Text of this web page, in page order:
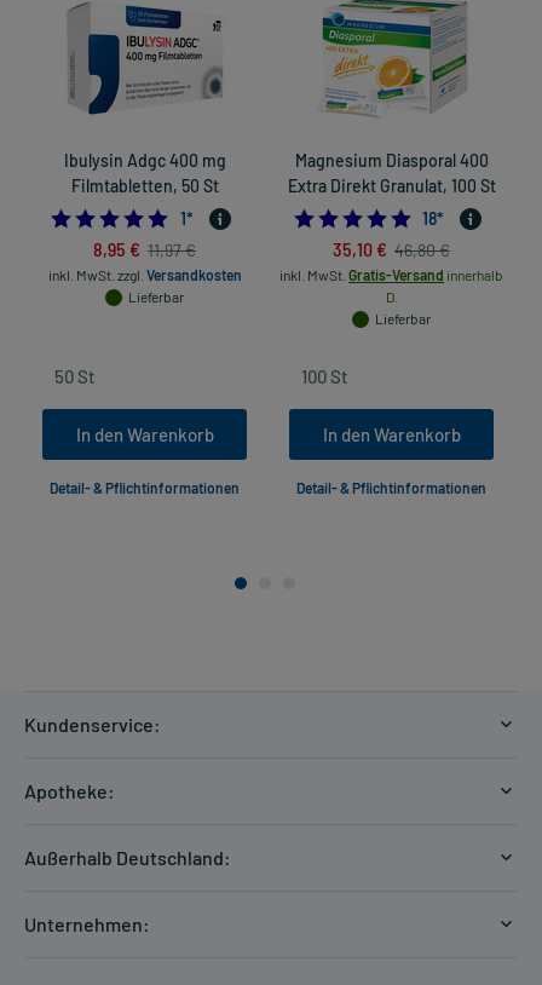
Ibulysin Adgc 400 mg
Filmtabletten, 50 St
5.0
1*
8,95 € 11,97 €
inkl. MwSt. zzgl. Versandkosten
Lieferbar
In den Warenkorb
Detail- & Pflichtinformationen
Magnesium Diasporal 400
Extra Direkt Granulat, 100 St
18*
35,10 € 46,80 €
inkl. MwSt. Gratis-Versand innerhalb
D.
Lieferbar
In den Warenkorb
Detail- & Pflichtinformationen
Kundenservice:
Hilfe
Apotheke:
Außerhalb Deutschland:
Unternehmen: